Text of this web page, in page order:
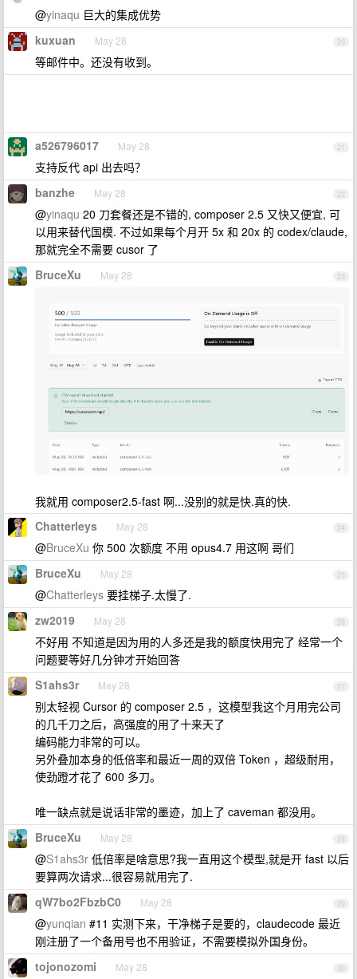
@yinaqu 巨大的集成优势
20
kuxuan May 28
等邮件中。还没有收到。
21
a526796017 May 28
支持反代 api 出去吗？
22
banzhe May 28
@yinaqu 20 刀套餐还是不错的, composer 2.5 又快又便宜, 可
以用来替代国模. 不过如果每个月开 5x 和 20x 的 codex/claude,
那就完全不需要 cusor 了
23
BruceXu May 28
我就用 composer2.5-fast 啊...没别的就是快.真的快.
24
Chatterleys May 28
@BruceXu 你 500 次额度 不用 opus4.7 用这啊 哥们
25
BruceXu May 28
@Chatterleys 要挂梯子.太慢了.
26
zw2019 May 28
不好用 不知道是因为用的人多还是我的额度快用完了 经常一个
问题要等好几分钟才开始回答
27
S1ahs3r May 28
别太轻视 Cursor 的 composer 2.5 ，这模型我这个月用完公司
的几千刀之后，高强度的用了十来天了
编码能力非常的可以。
另外叠加本身的低倍率和最近一周的双倍 Token ，超级耐用，
使劲蹬才花了 600 多刀。
唯一缺点就是说话非常的墨迹，加上了 caveman 都没用。
28
BruceXu May 28
@S1ahs3r 低倍率是啥意思?我一直用这个模型,就是开 fast 以后
要算两次请求...很容易就用完了.
29
qW7bo2FbzbC0 May 28
@yunqian #11 实测下来，干净梯子是要的，claudecode 最近
刚注册了一个备用号也不用验证，不需要模拟外国身份。
30
tojonozomi May 28